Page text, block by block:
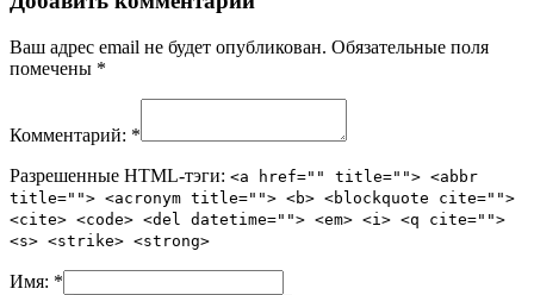
Ваш адрес email не будет опубликован. Обязательные поля
помечены *
Комментарий: *
Разрешенные HTML-тэги: <a href="" title=""> <abbr
title=""> <acronym title=""> <b> <blockquote cite="">
<cite> <code> <del datetime=""> <em> <i> <q cite="">
<s> <strike> <strong>
Имя: *